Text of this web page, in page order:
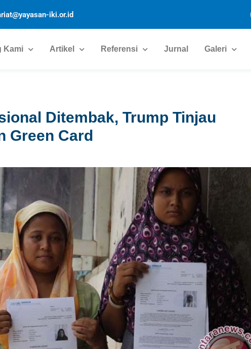
iki.or.id
Kami Artikel Referensi Jurnal Galeri
Ditembak, Trump Tinjau
Green Card